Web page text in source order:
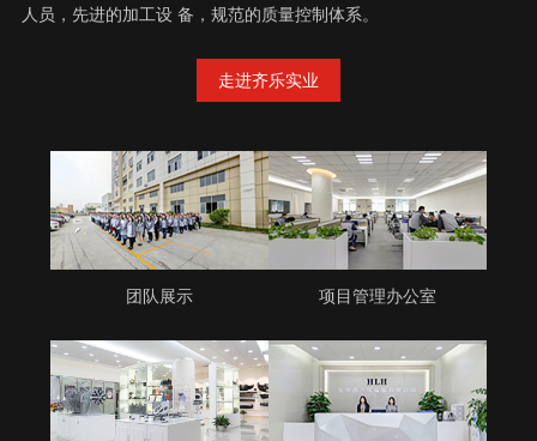
人员，先进的加工设 备，规范的质量控制体系。
走进齐乐实业
团队展示 项目管理办公室